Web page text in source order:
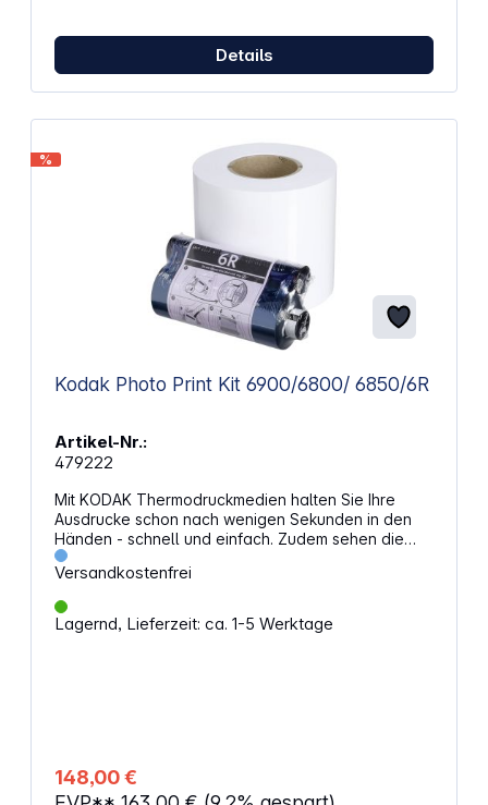
Details
%
Kodak Photo Print Kit 6900/6800/ 6850/6R
Artikel-Nr.:
479222
Mit KODAK Thermodruckmedien halten Sie Ihre
Ausdrucke schon nach wenigen Sekunden in den
Händen - schnell und einfach. Zudem sehen die
Ausdrucke wie herkömmliche Prints aus und fühlen
sich auch so an. Sie erhalten lebendige Farben,
weiche Farbübergänge und eine hervorragende
Schatten- und Spitzlichtdurchzeichnung. All dies ist
das Ergebnis einer völlig trockenen "Entwicklung",
herkömmlichen Fotos, insbesondere in Verbindung
mit einer Laminierung. Photo Print Kit mit Farbband
Versandkostenfrei
Lagernd, Lieferzeit: ca. 1-5 Werktage
148,00 €